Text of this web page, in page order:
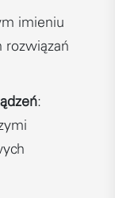
imieniu
rozwiązań
: